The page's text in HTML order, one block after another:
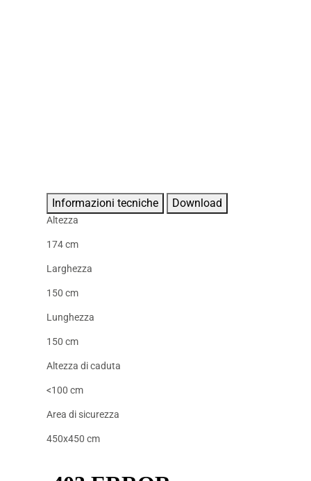
Informazioni tecniche Download
Altezza
174 cm
Larghezza
150 cm
Lunghezza
150 cm
Altezza di caduta
<100 cm
Area di sicurezza
450x450 cm